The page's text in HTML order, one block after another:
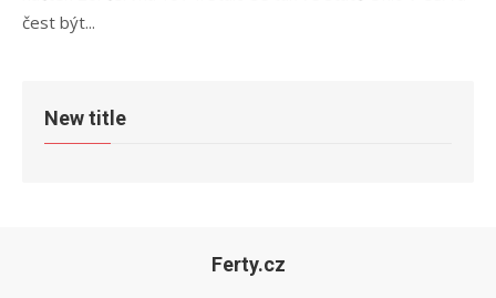
čest být...
New title
Ferty.cz